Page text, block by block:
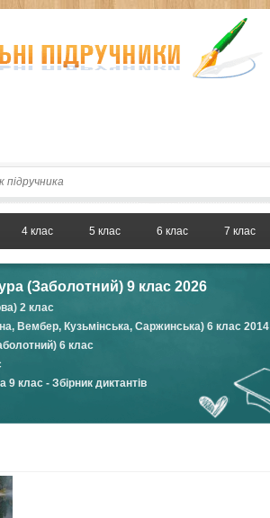
4 клас 5 клас 6 клас 7 клас
(Заболотний) 9 клас 2026
2 клас
Вембер, Кузьмінська, Саржинська) 6 клас 2014
6 клас
клас - Збірник диктантів